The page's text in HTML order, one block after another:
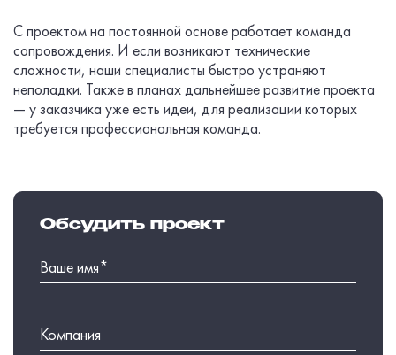
С проектом на постоянной основе работает команда
сопровождения. И если возникают технические
сложности, наши специалисты быстро устраняют
неполадки. Также в планах дальнейшее развитие проекта
— у заказчика уже есть идеи, для реализации которых
требуется профессиональная команда.
Обсудить проект